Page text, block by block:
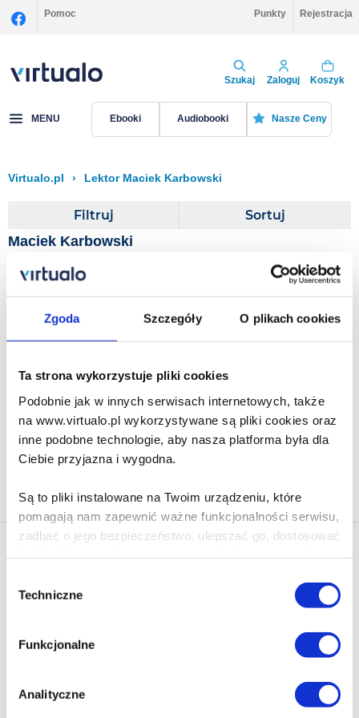
Zgoda Szczegóły O plikach cookies
Ta strona wykorzystuje pliki cookies
Podobnie jak w innych serwisach internetowych, także
na www.virtualo.pl wykorzystywane są pliki cookies oraz
inne podobne technologie, aby nasza platforma była dla
Ciebie przyjazna i wygodna.
Są to pliki instalowane na Twoim urządzeniu, które
pomagają nam zapewnić ważne funkcjonalności serwisu,
zadbać o jego bezpieczeństwo, ulepszać go, dostosować
Poza plikami, które są nam niezbędne do prawidłowego
i bezpiecznego działania serwisu - są także takie, które
wymagają Twojej zgody.
Każda udzielona zgoda poprawi Twoje doświadczenia
zgody
Techniczne
Funkcjonalne
Analityczne
Pomoc Punkty Rejestracja
Szukaj Zaloguj Koszyk
MENU Ebooki Audiobooki Nasze Ceny
Virtualo.pl › Lektor Maciek Karbowski
Filtruj Sortuj
Maciek Karbowski
Two Dirty Souls
Anna Langner
Do koszyka Na prezent
marketingowych dotyczących virtualo.pl oraz partnerów biznesowych
Virtualo.
Polityce Prywatności